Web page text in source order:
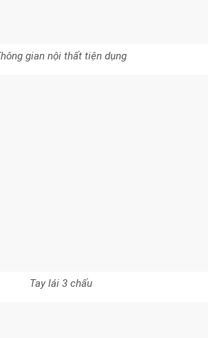
gian nội thất tiện dụng
Tay lái 3 chấu